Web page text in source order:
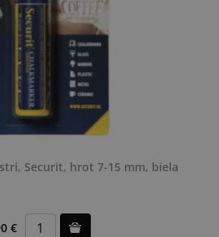
Securit, hrot 7-15 mm, biela
€